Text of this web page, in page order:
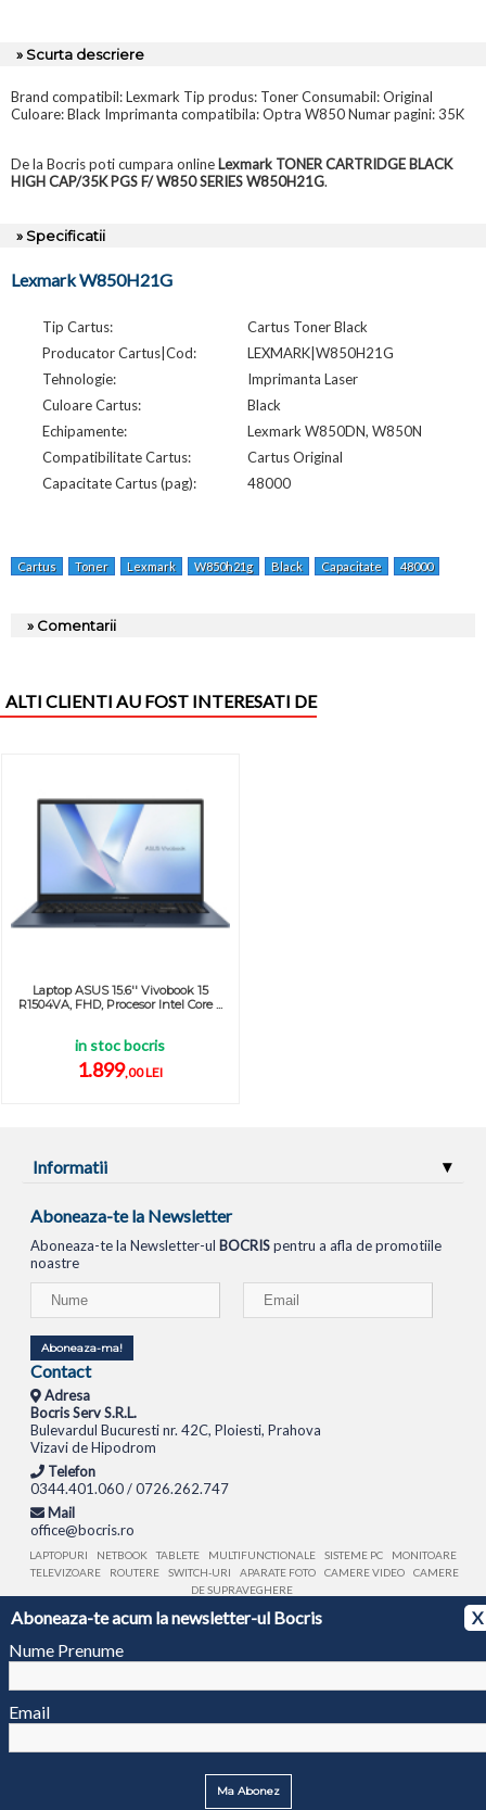
Aboneaza-te acum la newsletter-ul Bocris
X
Nume Prenume
Email
Ma Abonez
» Scurta descriere
Brand compatibil: Lexmark Tip produs: Toner Consumabil: Original
Culoare: Black Imprimanta compatibila: Optra W850 Numar pagini: 35K
De la Bocris poti cumpara online Lexmark TONER CARTRIDGE BLACK
HIGH CAP/35K PGS F/ W850 SERIES W850H21G.
» Specificatii
Lexmark W850H21G
Tip Cartus:
Cartus Toner Black
Producator Cartus|Cod:
LEXMARK|W850H21G
Tehnologie:
Imprimanta Laser
Culoare Cartus:
Black
Echipamente:
Lexmark W850DN, W850N
Compatibilitate Cartus:
Cartus Original
Capacitate Cartus (pag):
48000
Cartus Toner Lexmark W850h21g Black Capacitate 48000
» Comentarii
ALTI CLIENTI AU FOST INTERESATI DE
Laptop ASUS 15.6'' Vivobook 15
R1504VA, FHD, Procesor Intel Core ...
in stoc bocris
1.899,00 LEI
Informatii
Aboneaza-te la Newsletter
Aboneaza-te la Newsletter-ul BOCRISpentru a afla de promotiile
noastre
Aboneaza-ma!
Contact
Adresa
Bocris Serv S.R.L.
Bulevardul Bucuresti nr. 42C, Ploiesti, Prahova
Vizavi de Hipodrom
Telefon
0344.401.060 / 0726.262.747
Mail
office@bocris.ro
LAPTOPURI NETBOOK TABLETE MULTIFUNCTIONALE SISTEME PC
MONITOARE
TELEVIZOARE
ROUTERE SWITCH-URI APARATE FOTO CAMERE VIDEO
CAMERE
DE SUPRAVEGHERE